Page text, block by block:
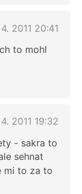
4. 2011 20:41
to mohl
4. 2011 19:32
- sakra to
sehnat
mi to za to